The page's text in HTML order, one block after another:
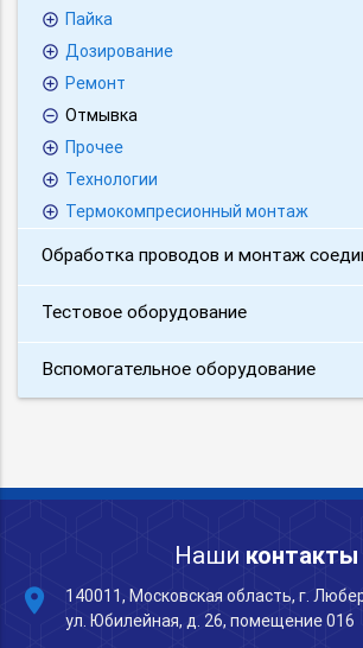
Пайка
Дозирование
Ремонт
Отмывка
Прочее
Технологии
Термокомпресионный монтаж
Обработка проводов и монтаж
Тестовое оборудование
Вспомогательное оборудование
Наши контакты
place
140011, Московская область, г.
ул. Юбилейная, д. 26, помещение 016